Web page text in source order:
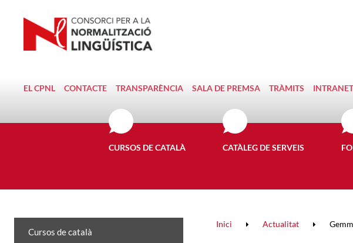
EL CPNL CONTACTE TRANSPARÈNCIA SALA DE PREMSA TRÀMITS INTRANET
CURSOS DE CATALÀ CATÀLEG DE SERVEIS
Cursos de català
Inici Actualitat